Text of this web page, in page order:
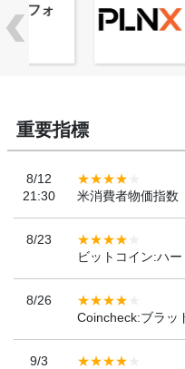
ーバル
「
重要指標
8/12
21:30
米消費者物価指数
8/23
ビットコイン:ハ
8/26
Coincheck:ブラッ
9/3